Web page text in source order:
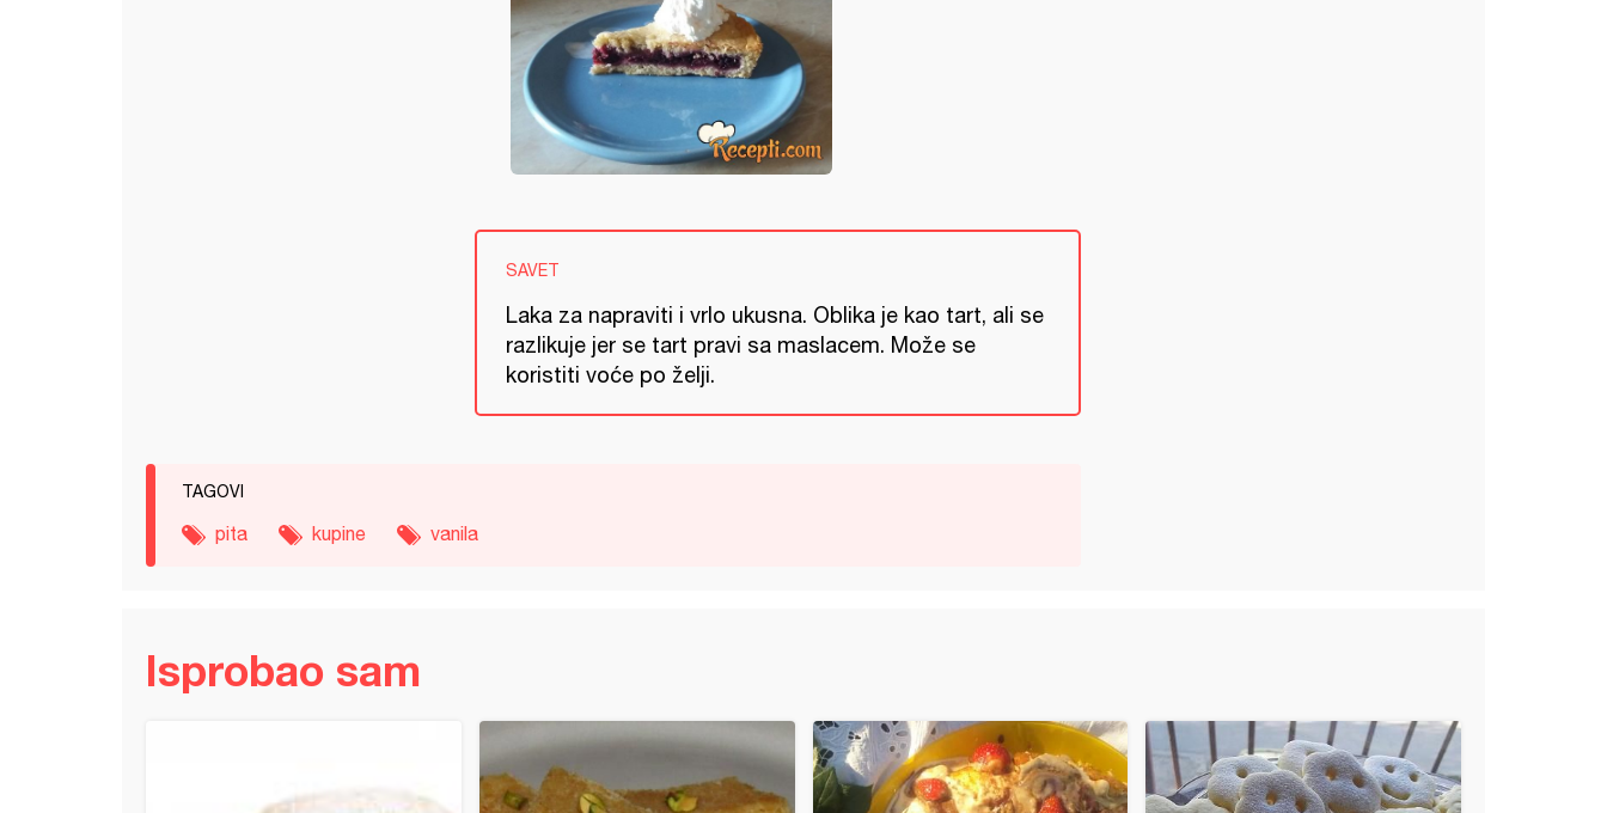
SAVET
Laka za napraviti i vrlo ukusna. Oblika je kao tart, ali se
razlikuje jer se tart pravi sa maslacem. Može se
koristiti voće po želji.
TAGOVI
pita kupine vanila
Isprobao sam